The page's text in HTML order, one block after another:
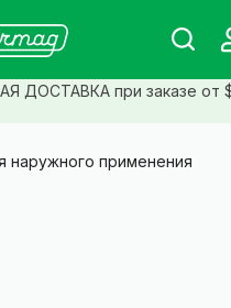
ДОСТАВКА при заказе от
наружного применения